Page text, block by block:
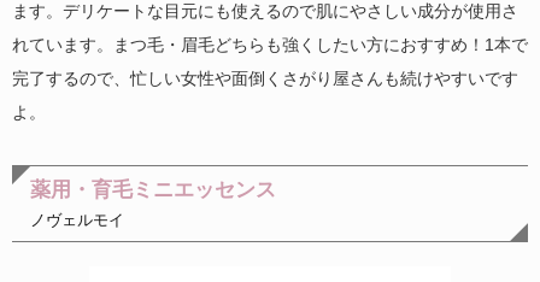
ます。デリケートな目元にも使えるので肌にやさしい成分が使用さ
れています。まつ毛・眉毛どちらも強くしたい方におすすめ！1本で
完了するので、忙しい女性や面倒くさがり屋さんも続けやすいです
よ。
薬用・育毛ミニエッセンス
ノヴェルモイ